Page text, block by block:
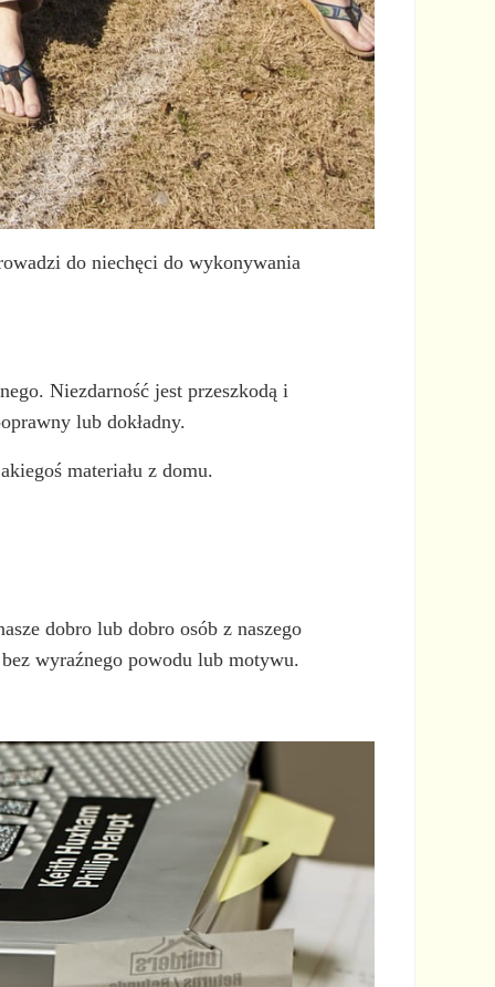
do niechęci do wykonywania
Niezdarność jest przeszkodą i
lub dokładny.
materiału z domu.
dobro lub dobro osób z naszego
wyraźnego powodu lub motywu.